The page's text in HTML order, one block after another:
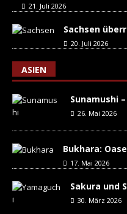
21. Juli 2026
Sachsen
20. Juli 2026
ASIEN
Sunamushi
26. Mai 2026
Bukhara:
17. Mai 2026
Sakura und
30. März 2026